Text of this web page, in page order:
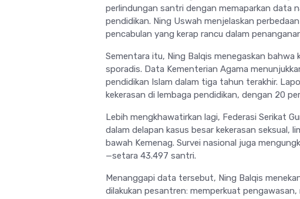
perlindungan santri dengan memaparkan data
pendidikan. Ning Uswah menjelaskan
pencabulan yang kerap rancu dalam
Sementara itu, Ning Balqis menegaskan bahwa
sporadis. Data Kementerian Agama
pendidikan Islam dalam tiga tahun terakhir.
kekerasan di lembaga pendidikan, dengan 20
Lebih mengkhawatirkan lagi, Federasi Serikat
dalam delapan kasus besar kekerasan seksual,
bawah Kemenag. Survei nasional juga
—setara 43.497 santri.
Menanggapi data tersebut, Ning Balqis
dilakukan pesantren: memperkuat